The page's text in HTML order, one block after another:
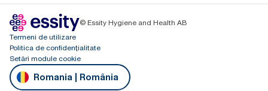
© Essity Hygiene and Health AB
Termeni de utilizare
Politica de confidențialitate
Setări module cookie
Romania | România